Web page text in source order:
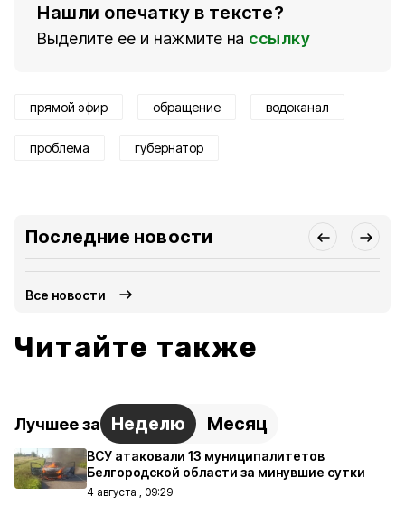
Нашли опечатку в тексте?
Выделите ее и нажмите на ссылку
прямой эфир обращение водоканал
проблема губернатор
Последние новости
Все новости
Читайте также
Лучшее за Неделю Месяц
ВСУ атаковали 13 муниципалитетов
Белгородской области за минувшие сутки
4 августа , 09:29